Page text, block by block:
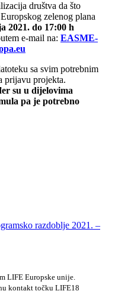
društva da što
zelenog plana
2021. do 17:00 h
e-mail na: EASME-
sa svim potrebnim
prijavu projekta.
su u dijelovima
pa je potrebno
razdoblje 2021. –
LIFE Europske unije.
kontakt točku LIFE18